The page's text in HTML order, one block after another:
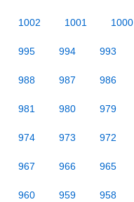
1002 1001 1000
995 994 993
988 987 986
981 980 979
974 973 972
967 966 965
960 959 958